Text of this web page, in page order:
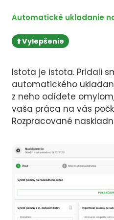
Automatické ukladanie
⬆️ Vylepšenie
Istota je istota. Pridali
automatického
z neho odídete
vaša práca na vás
Rozpracované